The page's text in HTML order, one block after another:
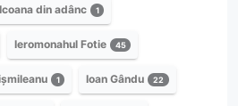
Icoana din adânc 1
Ieromonahul Fotie 45
1 Ioan Gându 22